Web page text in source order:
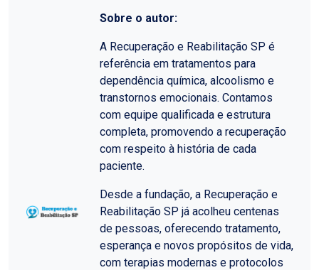
Sobre o autor:
A Recuperação e Reabilitação SP é
referência em tratamentos para
dependência química, alcoolismo e
transtornos emocionais. Contamos
com equipe qualificada e estrutura
completa, promovendo a recuperação
com respeito à história de cada
paciente.
Desde a fundação, a Recuperação e
Reabilitação SP já acolheu centenas
de pessoas, oferecendo tratamento,
esperança e novos propósitos de vida,
com terapias modernas e protocolos